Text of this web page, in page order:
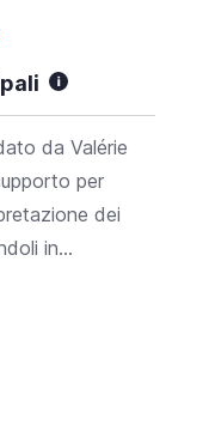
da Valérie
per
dei
in...